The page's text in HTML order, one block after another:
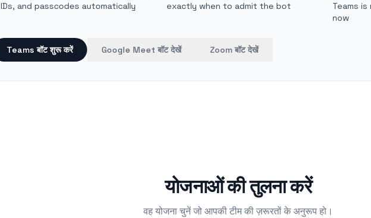
IDs, and passcodes automatically
exactly when to admit the bot
Teams
now
Teams बॉट शुरू करें Google Meet बॉट देखें Zoom बॉट देखें
योजनाओं की तुलना करें
वह योजना चुनें जो आपकी टीम की ज़रूरतों के अनुरूप हो।